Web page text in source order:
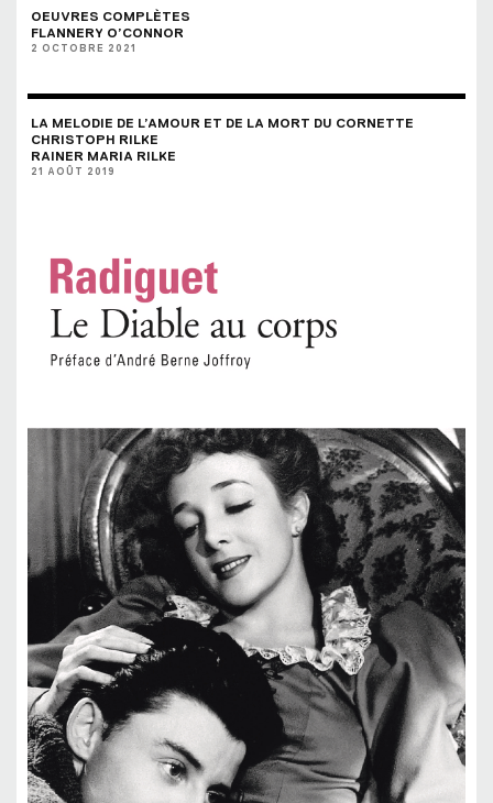
OEUVRES COMPLÈTES
FLANNERY O’CONNOR
2 OCTOBRE 2021
LA MELODIE DE L’AMOUR ET DE LA MORT DU CORNETTE
CHRISTOPH RILKE
RAINER MARIA RILKE
21 AOÛT 2019